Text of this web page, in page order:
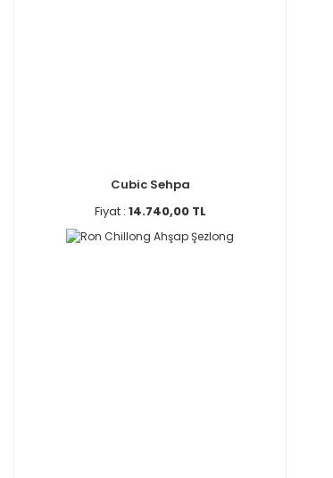
Cubic Sehpa
Fiyat : 14.740,00 TL